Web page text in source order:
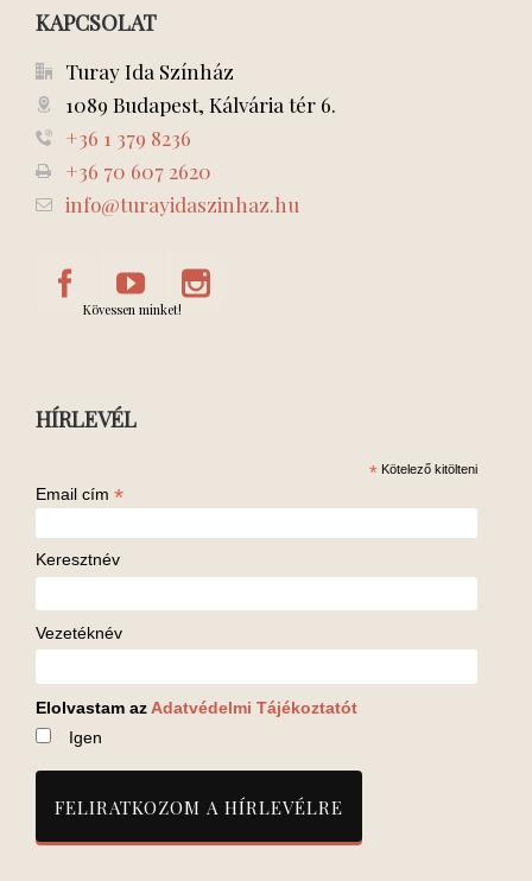
KAPCSOLAT
Turay Ida Színház
1089 Budapest, Kálvária tér 6.
+36 1 379 8236
+36 70 607 2620
info@turayidaszinhaz.hu
Kövessen minket!
HÍRLEVÉL
* Kötelező kitölteni
Email cím *
Keresztnév
Vezetéknév
Elolvastam az Adatvédelmi Tájékoztatót
Igen